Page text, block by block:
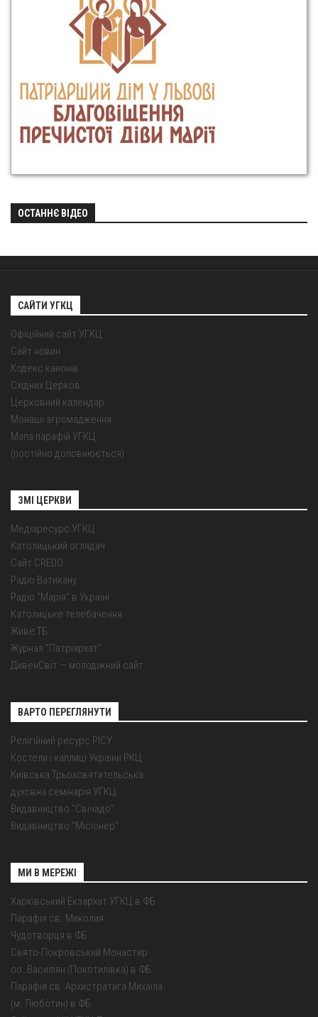
ОСТАННЄ ВІДЕО
САЙТИ УГКЦ
Офіційний сайт УГКЦ
Сайт новин
Кодекс канонів
Східних Церков
Церковний календар
Монаші згромадження
Мапа парафій УГКЦ
(постійно доповнюється)
ЗМІ ЦЕРКВИ
Медіаресурс УГКЦ
Католицький оглядач
Сайт CREDO
Радіо Ватикану
Радіо "Марія" в Україні
Католицьке телебачення
Живе ТБ
Журнал "Патріярхат"
ДивенСвіт — молодіжний сайт
ВАРТО ПЕРЕГЛЯНУТИ
Релігійний ресурс РІСУ
Костели і каплиці України РКЦ
Київська Трьохсвятительська
духовна семінарія УГКЦ
Видавництво "Свічадо"
Видавництво "Місіонер"
МИ В МЕРЕЖІ
Харківський Екзархат УГКЦ в ФБ
Парафія св. Миколая
Чудотворця в ФБ
Свято-Покровський Монастир
оо. Василіян (Покотилівка) в ФБ
Парафія св. Архистратига Михаїла
(м. Люботин) в ФБ